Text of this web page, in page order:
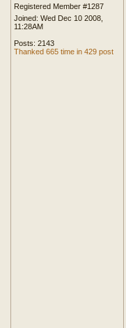
Registered Member #1287
Joined: Wed Dec 10 2008,
11:28AM
Posts: 2143
Thanked 665 time in 429 post